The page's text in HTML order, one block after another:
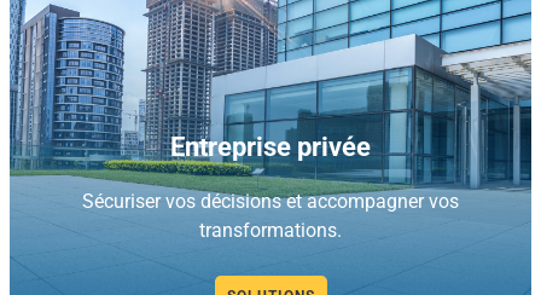
Entreprise privée
Sécuriser vos décisions et accompagner vos
transformations.